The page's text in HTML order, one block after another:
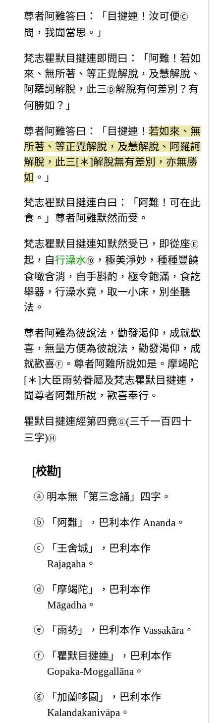
尊者阿難答曰：「目揵連！汝可便Ⓒ
問，我聞當思。」
梵志瞿默目揵連即問曰：「阿難！若如
來、無所著、等正覺解脫，及慧解脫、
阿羅訶解脫，此三Ⓓ解脫有何差別？有
何勝如？」
尊者阿難答曰：「目揵連！ 若如來、無
所著、等正覺解脫，及慧解脫、阿羅訶
解脫，此三[＊]解脫無有差別，亦無勝
如 。」
梵志瞿默目揵連白曰：「阿難！可在此
食。」尊者阿難默然而受。
梵志瞿默目揵連知默然受已，即從座Ⓔ
起，自行澡水⑩ ，極美淨妙，種種豐饒
食噉含消，自手斟酌，極令飽滿，食訖
舉器，行澡水竟，取一小床，別坐聽
法。
尊者阿難為彼說法，勸發渴仰，成就歡
喜，無量方便為彼說法，勸發渴仰，成
就歡喜Ⓕ 。尊者阿難所說如是。摩竭陀
[＊]大臣雨勢眷屬及梵志瞿默目揵連，
聞尊者阿難所說，歡喜奉行。
瞿默目揵連經第四竟Ⓖ(三千一百四十
三字)Ⓗ
[校勘]
ⓐ 明本無「第三念誦」四字。
ⓑ 「阿難」，巴利本作 Ananda。
ⓒ
「王舍城」，巴利本作
Rajagaha。
ⓓ
「摩竭陀」，巴利本作
Māgadha。
ⓔ 「雨勢」，巴利本作 Vassakāra。
ⓕ
「瞿默目揵連」，巴利本作
Gopaka-Moggallāna。
ⓖ
「加蘭哆園」，巴利本作
Kalandakanivāpa。